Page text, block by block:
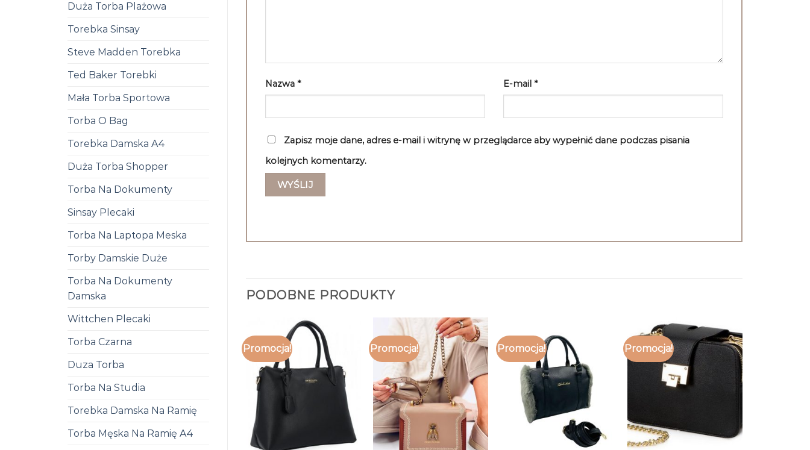
Duża Torba Plażowa
Torebka Sinsay
Steve Madden Torebka
Ted Baker Torebki
Mała Torba Sportowa
Torba O Bag
Torebka Damska A4
Duża Torba Shopper
Torba Na Dokumenty
Sinsay Plecaki
Torba Na Laptopa Meska
Torby Damskie Duże
Torba Na Dokumenty
Damska
Wittchen Plecaki
Torba Czarna
Duza Torba
Torba Na Studia
Torebka Damska Na Ramię
Torba Męska Na Ramię A4
Nazwa * E-mail *
Zapisz moje dane, adres e-mail i witrynę w przeglądarce aby wypełnić dane podczas pisania
kolejnych komentarzy.
PODOBNE PRODUKTY
Promocja! Promocja! Promocja! Promocja!